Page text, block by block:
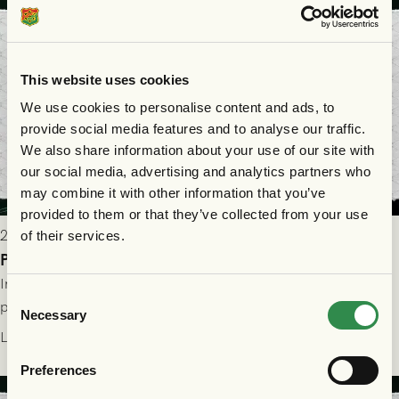
This website uses cookies
We use cookies to personalise content and ads, to
provide social media features and to analyse our traffic.
We also share information about your use of our site with
our social media, advertising and analytics partners who
may combine it with other information that you’ve
provided to them or that they’ve collected from your use
of their services.
Selection
Necessary
Preferences
2026-07-29 9:15
Publikinformation: FC Nordsjælland - GAIS 30/7
Information för dig som ska se FC Nordsjælland - GAIS på
plats på Right to Dream Park torsdagen den 30/7 kl. 19.00.
Läs mer